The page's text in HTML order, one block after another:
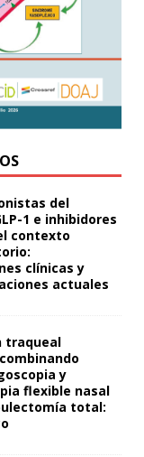
del
1 e inhibidores
contexto
clínicas y
actuales
traqueal
y
flexible nasal
total: